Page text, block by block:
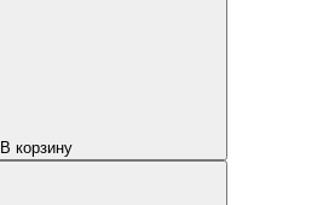
В корзину